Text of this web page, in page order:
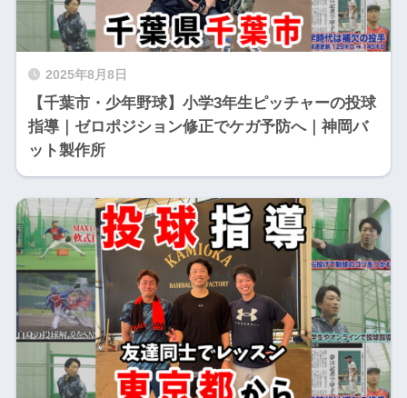
2025年8月8日
【千葉市・少年野球】小学3年生ピッチャーの投球
指導｜ゼロポジション修正でケガ予防へ｜神岡バ
ット製作所